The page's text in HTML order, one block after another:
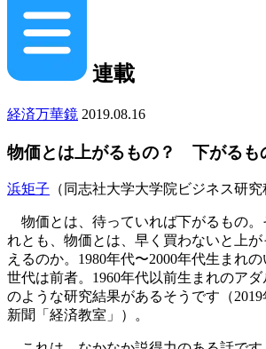
連載
経済万華鏡 2019.08.16
物価とは上がるもの？ 下がるも
浜矩子 （同志社大学大学院ビジネス研究
物価とは、待っていれば下がるもの。
れとも、物価とは、早く買わないと上
えるのか。1980年代〜2000年代生まれ
世代は前者。1960年代以前生まれのア
のような研究結果があるそうです（
新聞「経済教室」）。